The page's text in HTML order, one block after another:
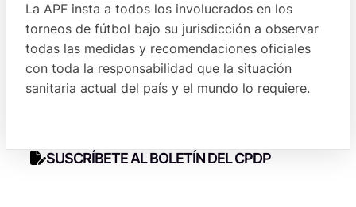
La APF insta a todos los involucrados en los
torneos de fútbol bajo su jurisdicción a observar
todas las medidas y recomendaciones oficiales
con toda la responsabilidad que la situación
sanitaria actual del país y el mundo lo requiere.
SUSCRÍBETE AL BOLETÍN DEL CPDP